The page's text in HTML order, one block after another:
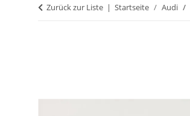
Zurück zur Liste Startseite Audi